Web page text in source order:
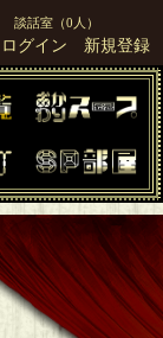
談話室（0人）
ログイン 新規登録